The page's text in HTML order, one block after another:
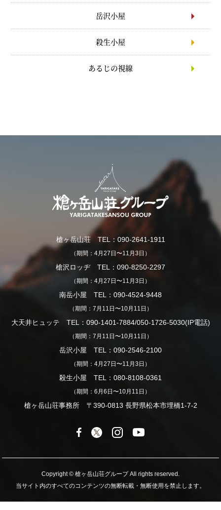
岳沢小屋
殺生小屋
あるじの視線
槍ヶ岳山荘 TEL：090-2641-1911
（期間：4月27日〜11月3日）
槍沢ロッヂ TEL：090-8250-2297
（期間：4月27日〜11月3日）
南岳小屋 TEL：090-4524-9448
（期間：7月11日〜10月11日）
大天井ヒュッテ TEL：090-1401-7884/050-1726-5030(IP電話)
（期間：7月11日〜10月11日）
岳沢小屋 TEL：090-2546-2100
（期間：4月27日〜11月3日）
殺生小屋 TEL：080-8108-0361
（期間：6月6日〜10月11日）
槍ヶ岳山荘事務所 〒390-0813 長野県松本市埋橋1-7-2
Copyright © 槍ヶ岳山荘グループ All rights reserved.
当サイト内のすべてのコンテンツの無断転載・無断使用を禁止します。